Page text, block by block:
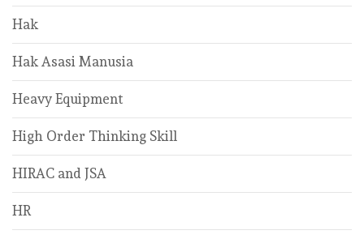
Hak
Hak Asasi Manusia
Heavy Equipment
High Order Thinking Skill
HIRAC and JSA
HR